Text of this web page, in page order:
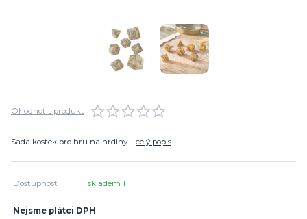
Ohodnotit produkt
Sada kostek pro hru na hrdiny ... celý popis
Dostupnost skladem 1
Nejsme plátci DPH